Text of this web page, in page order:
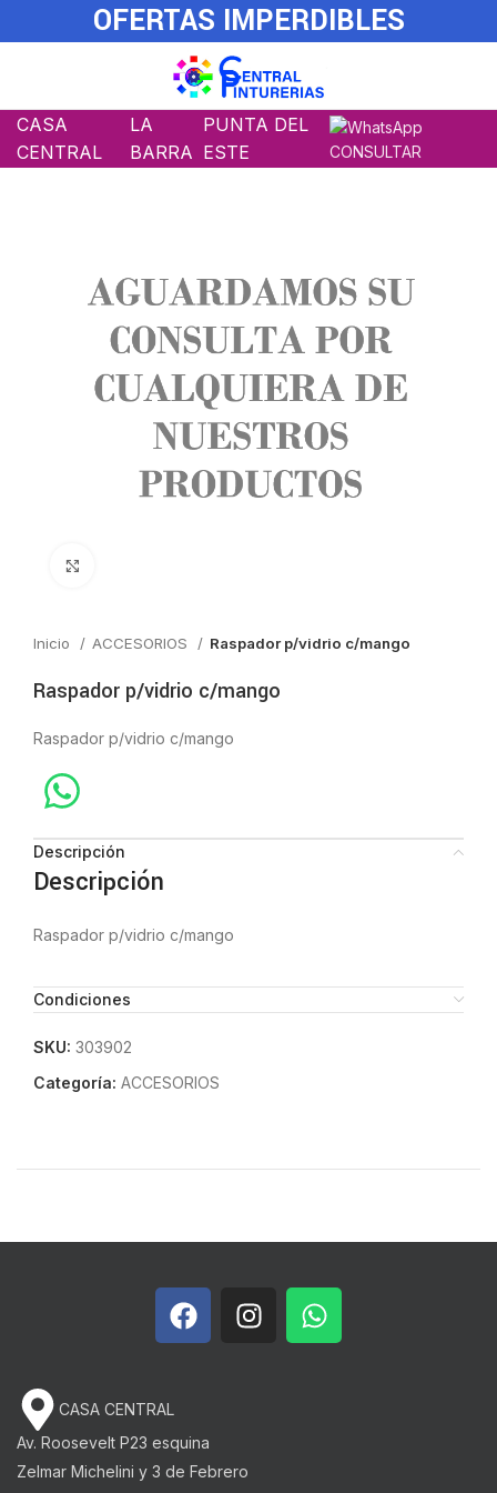
OFERTAS IMPERDIBLES
CASA
CENTRAL
LA
BARRA
PUNTA DEL
ESTE
CONSULTAR
Inicio ACCESORIOS Raspador p/vidrio c/mango
Raspador p/vidrio c/mango
Raspador p/vidrio c/mango
Descripción
Descripción
Raspador p/vidrio c/mango
Condiciones
SKU: 303902
Categoría: ACCESORIOS
CASA CENTRAL
Av. Roosevelt P23 esquina
Zelmar Michelini y 3 de Febrero​